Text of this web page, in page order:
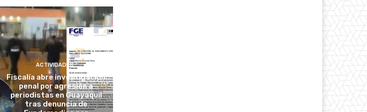
ACTIVIDADES
Fiscalía abre investigación
penal por agresión a
periodistas en Guayaquil
tras denuncia de